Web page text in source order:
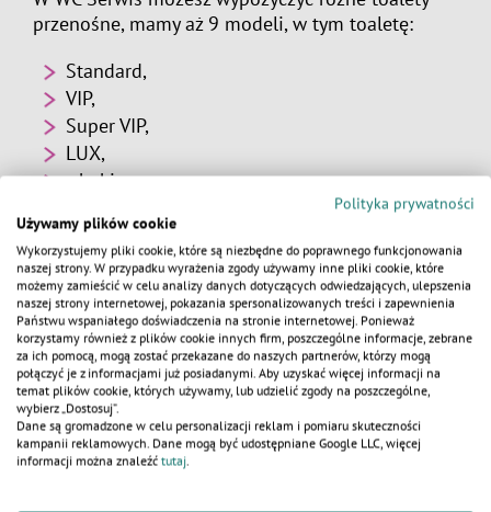
przenośne, mamy aż 9 modeli, w tym toaletę:
Standard,
VIP,
Super VIP,
LUX,
z hakiem,
przystosowaną do osób niepełnosprawnych,
pisuarową,
z podłączeniem wodno-kanalizacyjnym,
z automatem wrzutowym.
Toi toi w Malborku–wynajem
długoterminowy czy na krótki okres?
Zastanawiasz się, czy powinieneś skorzystać
z opcji najmu długoterminowego, czy też
KALKULATOR
Polityka prywatności
Używamy plików cookie
Wykorzystujemy pliki cookie, które są niezbędne do poprawnego funkcjonowania
naszej strony. W przypadku wyrażenia zgody używamy inne pliki cookie, które
możemy zamieścić w celu analizy danych dotyczących odwiedzających, ulepszenia
naszej strony internetowej, pokazania spersonalizowanych treści i zapewnienia
Państwu wspaniałego doświadczenia na stronie internetowej. Ponieważ
korzystamy również z plików cookie innych firm, poszczególne informacje, zebrane
za ich pomocą, mogą zostać przekazane do naszych partnerów, którzy mogą
połączyć je z informacjami już posiadanymi. Aby uzyskać więcej informacji na
temat plików cookie, których używamy, lub udzielić zgody na poszczególne,
wybierz „Dostosuj”.
Dane są gromadzone w celu personalizacji reklam i pomiaru skuteczności
kampanii reklamowych. Dane mogą być udostępniane Google LLC, więcej
informacji można znaleźć tutaj.